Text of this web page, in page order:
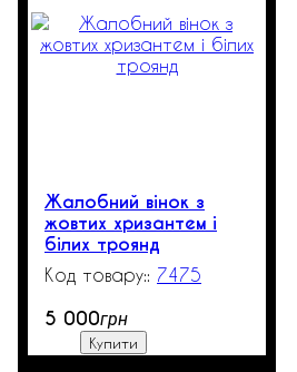
Жалобний вінок з
жовтих хризантем і
білих троянд
7475
5 000грн
Купити